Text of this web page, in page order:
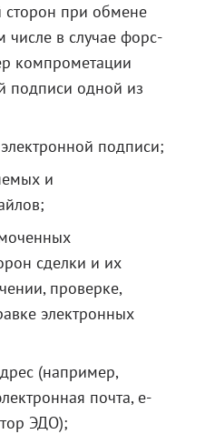
сторон при обмене
числе в случае форс-
компрометации
подписи одной из
подписи;
и
сделки и их
проверке,
электронных
(например,
почта, e-
ЭДО);